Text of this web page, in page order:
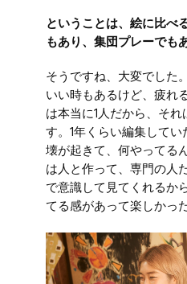
ということは、絵に比べ
もあり、集団プレーでも
そうですね、大変でした
いい時もあるけど、疲れ
は本当に1人だから、そ
す。1年くらい編集して
壊が起きて、何やってる
は人と作って、専門の人
で意識して見てくれるか
てる感があって楽しかっ